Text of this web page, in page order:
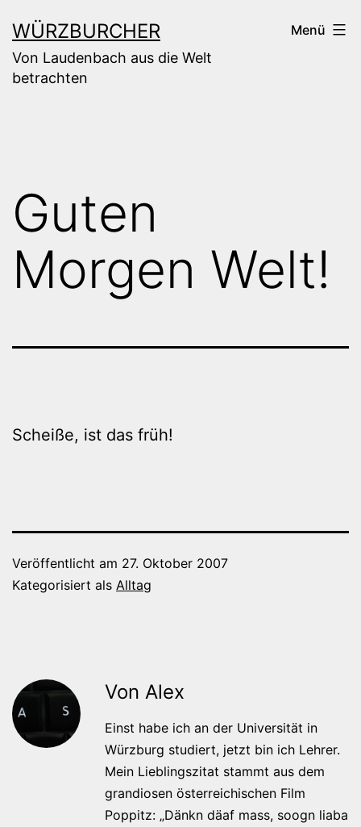
Inhalt
springen
WÜRZBURCHER
Von Laudenbach aus die Welt
betrachten
Menü
Guten
Morgen Welt!
Scheiße, ist das früh!
Veröffentlicht am 27. Oktober 2007
Kategorisiert als Alltag
Von Alex
Einst habe ich an der Universität in
Würzburg studiert, jetzt bin ich Lehrer.
Mein Lieblingszitat stammt aus dem
grandiosen österreichischen Film
Poppitz: „Dänkn däaf mass, soogn liaba